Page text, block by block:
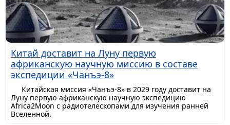
Китай доставит на Луну первую
африканскую научную миссию в составе
экспедиции «Чанъэ-8»
Китайская миссия «Чанъэ-8» в 2029 году доставит на
Луну первую африканскую научную экспедицию
Africa2Moon с радиотелескопами для изучения ранней
Вселенной.